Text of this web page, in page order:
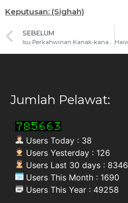
Keputusan: (Sighah)
SEBELUM
Jumlah Pelawat:
Users Today : 38
Users Yesterday : 126
Users Last 30 days : 8346
Users This Month : 1690
Users This Year : 49258